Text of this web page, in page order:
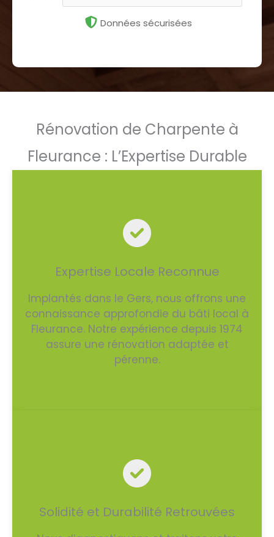
Données sécurisées
Rénovation de Charpente à
Fleurance : L’Expertise Durable
Expertise Locale Reconnue
Implantés dans le Gers, nous offrons une
connaissance approfondie du bâti local à
Fleurance. Notre expérience depuis 1974
assure une rénovation adaptée et
pérenne.
Solidité et Durabilité Retrouvées